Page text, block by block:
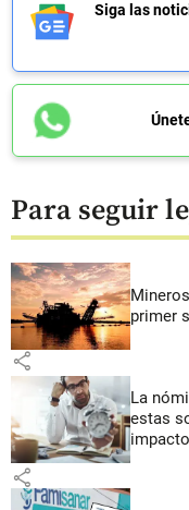
Siga las
Para seguir
primer
share
La
estas
impacto
share